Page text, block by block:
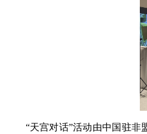
“天宫对话”活动由中国驻